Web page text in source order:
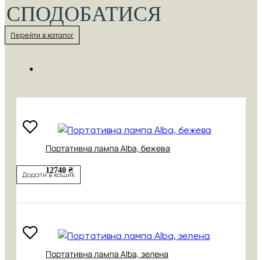
СПОДОБАТИСЯ
Перейти в каталог
Портативна лампа Alba, бежева
12740 ₴
Додати в кошик
Портативна лампа Alba, зелена